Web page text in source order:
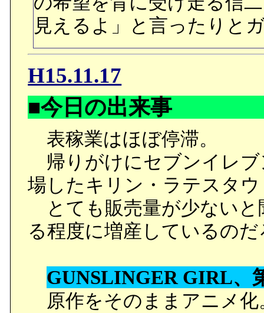
明らかとなったので、出
でしようね。
■しかしノノは、そんな
初に地球に行く時は、海
地球は暮らす所では無く
広がる月の砂漠を「私の
そこはただの砂漠にしか
○まさかこんな所で、ハ
り背が高いのに、ペタン
スで何とも。
見えるよ」と言ったりと
H15.11.17
■今日の出来事
表稼業はほぼ停滞。
帰りがけにセブンイレブ
場したキリン・ラテスタ
とても販売量が少ないと
る程度に増産しているの
GUNSLINGER GIRL、
原作をそのままアニメ化